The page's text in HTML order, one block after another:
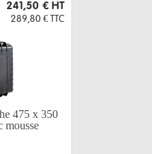
241,50 € HT
289,80 € TTC
475 x 350
mousse